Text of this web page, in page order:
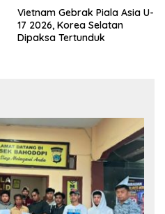
Vietnam Gebrak Piala Asia U-
17 2026, Korea Selatan
Dipaksa Tertunduk